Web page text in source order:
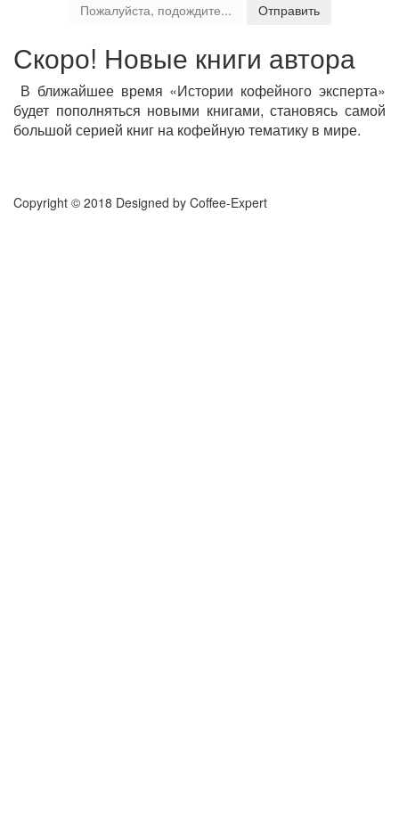
Пожалуйста, подождите...
Скоро! Новые книги автора
В ближайшее время «Истории кофейного эксперта»
будет пополняться новыми книгами, становясь самой
большой серией книг на кофейную тематику в мире.
Copyright © 2018 Designed by Coffee-Expert